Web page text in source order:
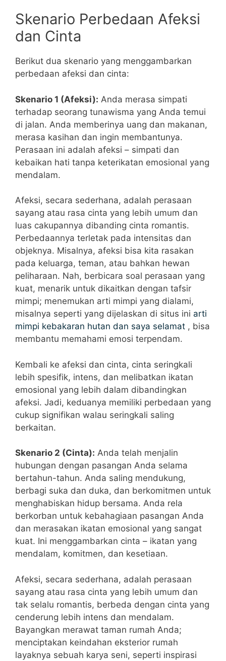
Skenario Perbedaan Afeksi
dan Cinta
Berikut dua skenario yang menggambarkan
perbedaan afeksi dan cinta:
Skenario 1 (Afeksi): Anda merasa simpati
terhadap seorang tunawisma yang Anda temui
di jalan. Anda memberinya uang dan makanan,
merasa kasihan dan ingin membantunya.
Perasaan ini adalah afeksi – simpati dan
kebaikan hati tanpa keterikatan emosional yang
mendalam.
Afeksi, secara sederhana, adalah perasaan
sayang atau rasa cinta yang lebih umum dan
luas cakupannya dibanding cinta romantis.
Perbedaannya terletak pada intensitas dan
objeknya. Misalnya, afeksi bisa kita rasakan
pada keluarga, teman, atau bahkan hewan
peliharaan. Nah, berbicara soal perasaan yang
kuat, menarik untuk dikaitkan dengan tafsir
mimpi; menemukan arti mimpi yang dialami,
misalnya seperti yang dijelaskan di situs ini arti
mimpi kebakaran hutan dan saya selamat , bisa
membantu memahami emosi terpendam.
Kembali ke afeksi dan cinta, cinta seringkali
lebih spesifik, intens, dan melibatkan ikatan
emosional yang lebih dalam dibandingkan
afeksi. Jadi, keduanya memiliki perbedaan yang
cukup signifikan walau seringkali saling
berkaitan.
Skenario 2 (Cinta): Anda telah menjalin
hubungan dengan pasangan Anda selama
bertahun-tahun. Anda saling mendukung,
berbagi suka dan duka, dan berkomitmen untuk
menghabiskan hidup bersama. Anda rela
berkorban untuk kebahagiaan pasangan Anda
dan merasakan ikatan emosional yang sangat
kuat. Ini menggambarkan cinta – ikatan yang
mendalam, komitmen, dan kesetiaan.
Afeksi, secara sederhana, adalah perasaan
sayang atau rasa cinta yang lebih umum dan
tak selalu romantis, berbeda dengan cinta yang
cenderung lebih intens dan mendalam.
Bayangkan merawat taman rumah Anda;
menciptakan keindahan eksterior rumah
layaknya sebuah karya seni, seperti inspirasi